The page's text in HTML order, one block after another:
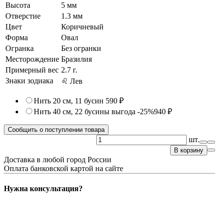
Высота
5 мм
Отверстие
1.3 мм
Цвет
Коричневый
Форма
Овал
Огранка
Без огранки
Месторождение Бразилия
Примерный вес 2.7 г.
Знаки зодиака
♌ Лев
Нить 20 см, 11 бусин 590 ₽
Нить 40 см, 22 бусины выгода -25%940 ₽
Сообщить о поступлении товара
шт.
В корзину
Доставка в любой город России
Оплата банковской картой на сайте
Нужна консультация?